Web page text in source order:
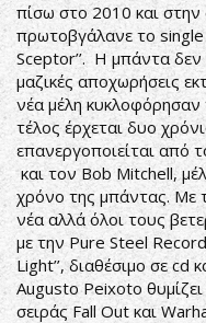
πίσω στο 2010 και
πρωτοβγάλανε το single
Sceptor’’. Η μπάντα
μαζικές αποχωρήσεις
νέα μέλη κυκλοφόρησαν
τέλος έρχεται δυο
επανεργοποιείται από
και τον Bob Mitchell,
χρόνο της μπάντας. Με
νέα αλλά όλοι τους
με την Pure Steel
Light’’, διαθέσιμο σε cd
Augusto Peixoto
σειράς Fall Out και